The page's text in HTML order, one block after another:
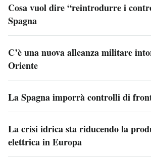
Cosa vuol dire “reintrodurre i
Spagna
C’è una nuova alleanza militare
Oriente
La Spagna imporrà controlli di
La crisi idrica sta riducendo la
elettrica in Europa